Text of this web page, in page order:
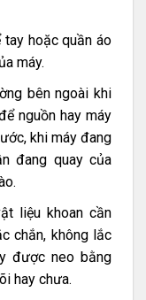
tay hoặc quần áo
máy.
bên ngoài khi
nguồn hay máy
khi máy đang
đang quay của
liệu khoan cần
chắn, không lắc
được neo bằng
hay chưa.